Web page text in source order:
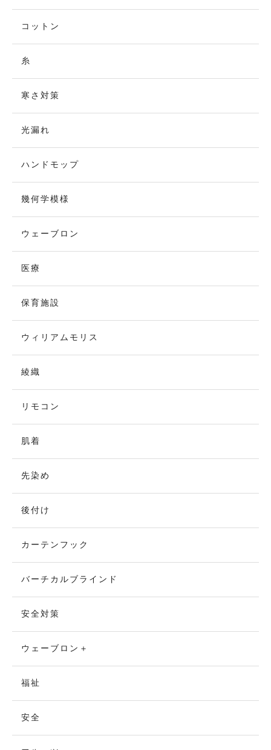
コットン
糸
寒さ対策
光漏れ
ハンドモップ
幾何学模様
ウェーブロン
医療
保育施設
ウィリアムモリス
綾織
リモコン
肌着
先染め
後付け
カーテンフック
バーチカルブラインド
安全対策
ウェーブロン＋
福祉
安全